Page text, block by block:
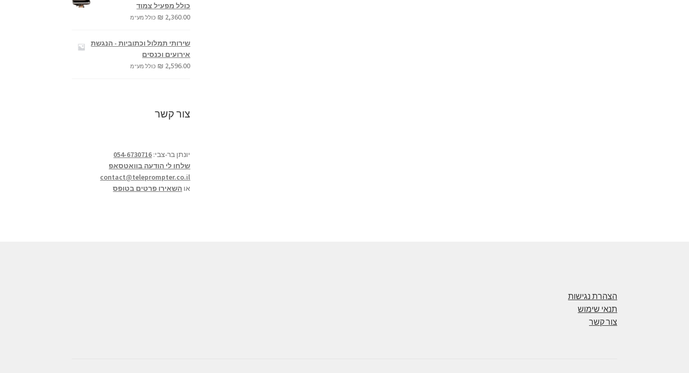
כולל מפעיל צמוד
₪ 2,360.00 כולל מע"מ
שירותי תמלול וכתוביות - הנגשת
אירועים וכנסים
₪ 2,596.00 כולל מע"מ
צור קשר
יונתן בר-צבי: 054-6730716
שלחו לי הודעה בוואטסאפ
contact@teleprompter.co.il
או השאירו פרטים בטופס
הצהרת נגישות
תנאי שימוש
צור קשר